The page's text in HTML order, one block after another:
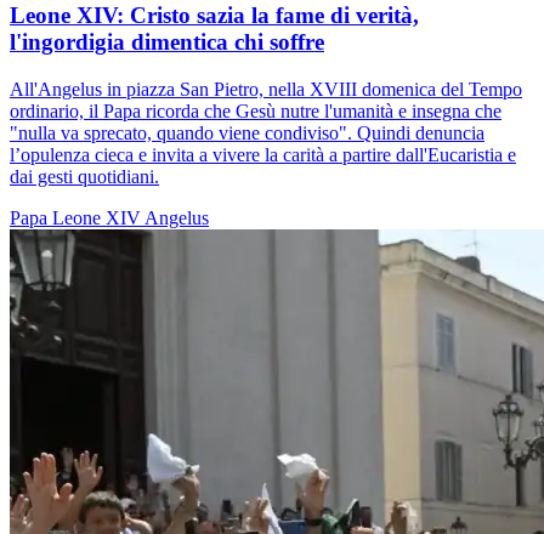
Leone XIV: Cristo sazia la fame di verità,
l'ingordigia dimentica chi soffre
All'Angelus in piazza San Pietro, nella XVIII domenica del Tempo
ordinario, il Papa ricorda che Gesù nutre l'umanità e insegna che
"nulla va sprecato, quando viene condiviso". Quindi denuncia
l’opulenza cieca e invita a vivere la carità a partire dall'Eucaristia e
dai gesti quotidiani.
Papa Leone XIV Angelus